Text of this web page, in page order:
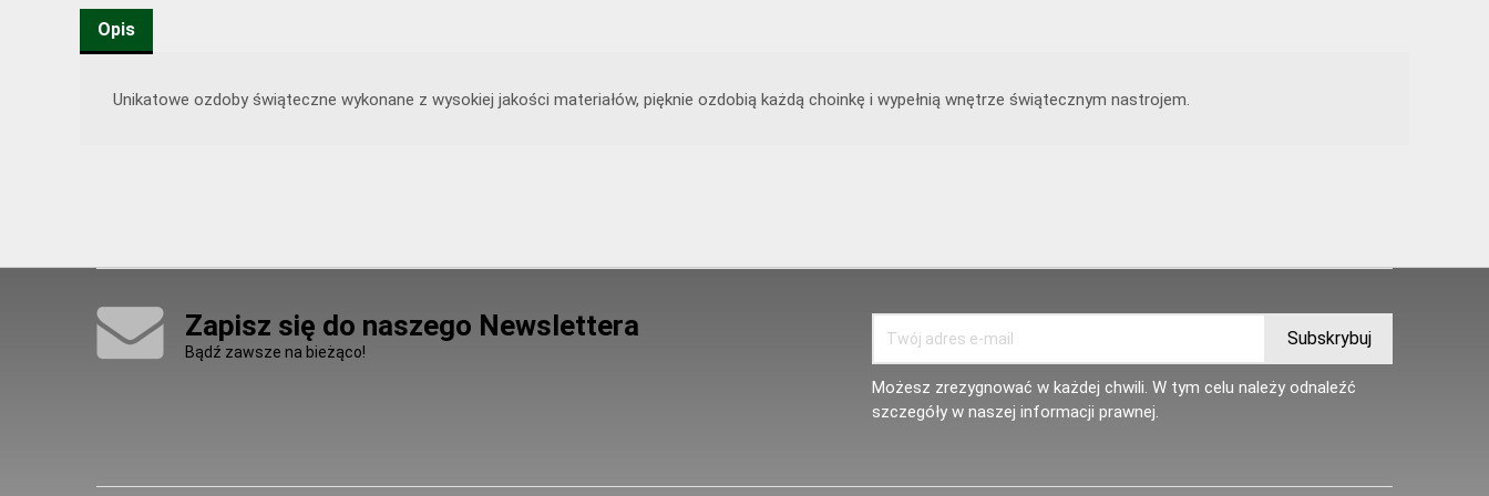
Opis
Unikatowe ozdoby świąteczne wykonane z wysokiej jakości materiałów, pięknie ozdobią każdą choinkę i wypełnią wnętrze świątecznym nastrojem.
Zapisz się do naszego Newslettera
Bądź zawsze na bieżąco!
Możesz zrezygnować w każdej chwili. W tym celu należy odnaleźć
szczegóły w naszej informacji prawnej.